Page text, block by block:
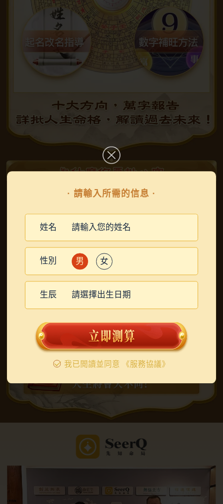
改善生活
賺錢沒門路，經常破財,
必須改善求財方法
事業遇阻礙，缺少機會,
了解適合你的工作
感情婚姻不順，缺少桃花
需要調順感情運
· 請輸入所需的信息 ·
姓名
性別 男 女
生辰 請選擇出生日期
我已閲讀並同意 《服務協議》